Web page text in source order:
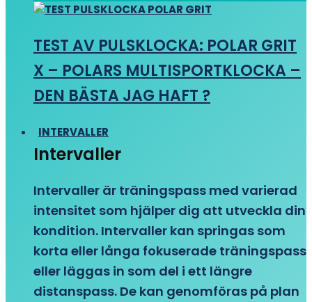
TEST AV PULSKLOCKA: POLAR GRIT
X – POLARS MULTISPORTKLOCKA –
DEN BÄSTA JAG HAFT ?
INTERVALLER
Intervaller
Intervaller är träningspass med varierad
intensitet som hjälper dig att utveckla din
kondition. Intervaller kan springas som
korta eller långa fokuserade träningspass
eller läggas in som del i ett längre
distanspass. De kan genomföras på plan